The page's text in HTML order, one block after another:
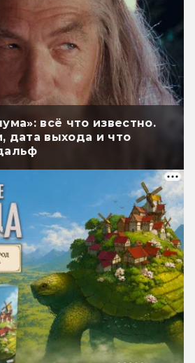
всё что известно.
дата выхода и что